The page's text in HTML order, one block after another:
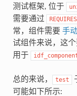
测试框架, 位于
需要通过
REQUIRES
常，组件需要 手
试组件来说，这
用于
总的来说， test
可能如下所示: